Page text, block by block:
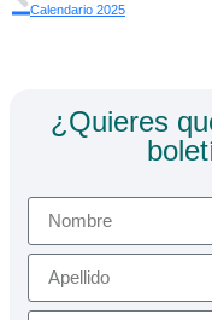
Calendario 2025
¿Quieres